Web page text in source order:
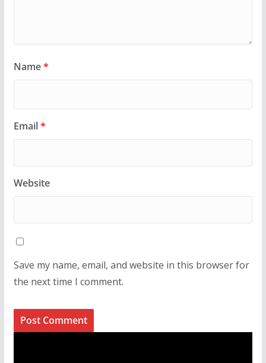
Name*
Email*
Website
Save my name, email, and website in this browser for
the next time I comment.